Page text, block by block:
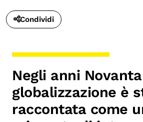
Condividi
Negli anni
globalizzazione è
raccontata come